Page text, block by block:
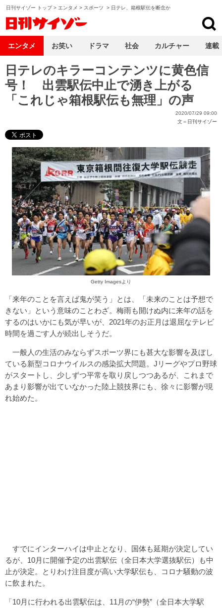
日刊サイゾー トップ> エンタメ > スポーツ > 日テレ、箱根駅伝を断念か
日テレのキラーコンテンツに黄色信
号！ 出雲駅伝中止で湧き上がる
「これじゃ箱根駅伝も無理」の声
2020/07/29 09:00
文＝ 日刊サイゾー
Getty Imagesより
「来年のことを言えば鬼が笑う」とは、「未来のことは予想で
きない」という意味のことわざ。梅雨も開けぬ内に来年の話を
するのはいかにも気が早いが、2021年のお正月は退屈なテレビ
時間を過ごす人が続出しそうだ。
一般人の生活のみならずスポーツ界にも甚大な影響を及ぼし
ている新型コロナウイルスの感染拡大問題。Jリーグやプロ野球
がスタートし、少しずつ平常を取り戻しつつあるが、これまで
あまり影響が出ていなかった陸上競技界にも、徐々に影響が現
れ始めた。
すでにインターハイは中止となり、国体も延期が決定してい
るが、10月に開催予定の出雲駅伝（全日本大学選抜駅伝）も中
止が決定。とりわけ注目度が高い大学駅伝も、コロナ騒動の波
に飲まれた。
「10月に行われる出雲駅伝は、11月の“伊勢”（全日本大学駅
エンタメ お笑い ドラマ 社会 カルチャー 連載